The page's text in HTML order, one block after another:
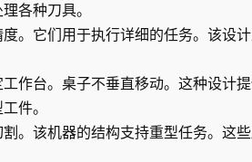
各种刀具。
。它们用于执行详细的任务。该设
作台。桌子不垂直移动。这种设计
件。
。该机器的结构支持重型任务。这